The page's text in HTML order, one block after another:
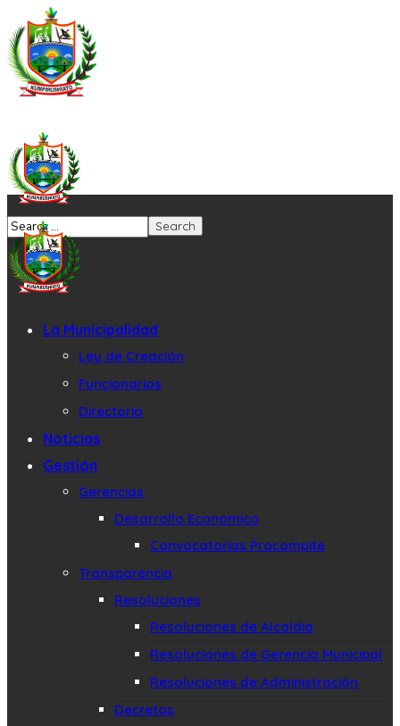
La Municipalidad
Ley de Creación
Funcionarios
Directorio
Noticias
Gestión
Gerencias
Desarrollo Economico
Convocatorias Procompite
Transparencia
Resoluciones
Resoluciones de Alcaldía
Resoluciones de Gerencia Municipal
Resoluciones de Administración
Decretos